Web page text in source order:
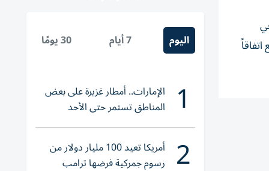
اليوم 7 أيام 30 يومًا
1 الإمارات.. أمطار غزيرة على بعض
المناطق تستمر حتى الأحد
2 أمريكا تعيد 100 مليار دولار من
رسوم جمركية فرضها ترامب